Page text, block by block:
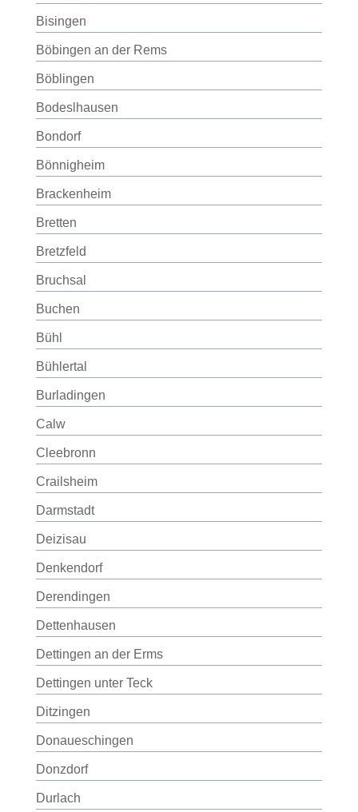
Bisingen
Böbingen an der Rems
Böblingen
Bodeslhausen
Bondorf
Bönnigheim
Brackenheim
Bretten
Bretzfeld
Bruchsal
Buchen
Bühl
Bühlertal
Burladingen
Calw
Cleebronn
Crailsheim
Darmstadt
Deizisau
Denkendorf
Derendingen
Dettenhausen
Dettingen an der Erms
Dettingen unter Teck
Ditzingen
Donaueschingen
Donzdorf
Durlach